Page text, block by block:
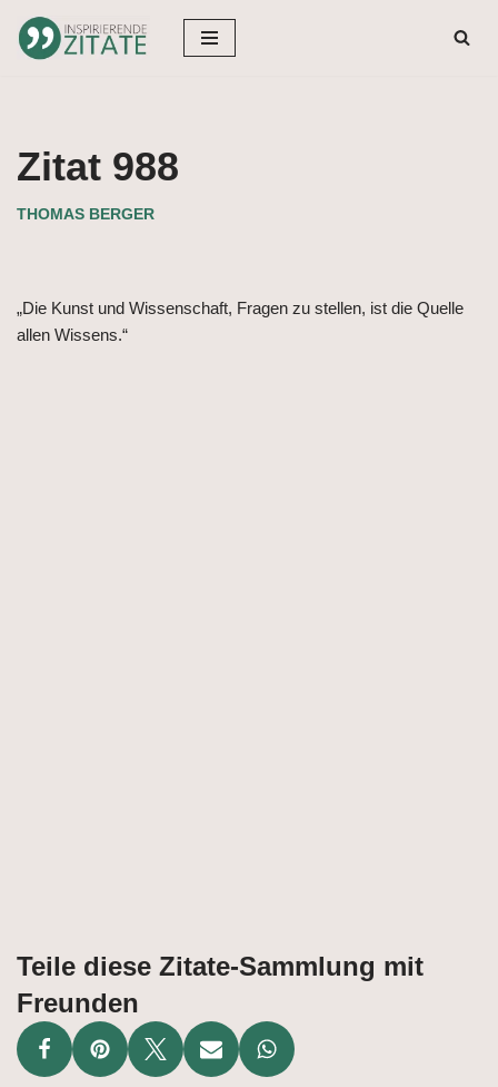
Zum
Zitat 988
THOMAS BERGER
„Die Kunst und Wissenschaft, Fragen zu stellen, ist die Quelle
allen Wissens.“
Teile diese Zitate-Sammlung mit
Freunden